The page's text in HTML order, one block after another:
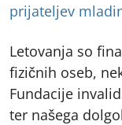
prijateljev
Letovanja so
fizičnih oseb,
Fundacije
ter našega